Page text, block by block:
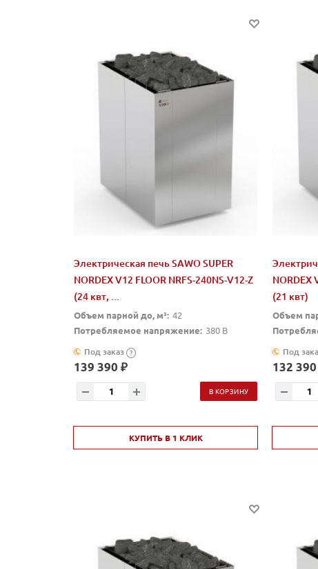
Электрическая печь SAWO SUPER
NORDEX V12 FLOOR NRFS-240NS-V12-Z
(24 квт, ...
Объем парной до, м³: 42
Потребляемое напряжение: 380 В
Под заказ ?
139 390 ₽
В КОРЗИНУ
КУПИТЬ В 1 КЛИК
NORDEX
(21 квт)
Объем
Под
132